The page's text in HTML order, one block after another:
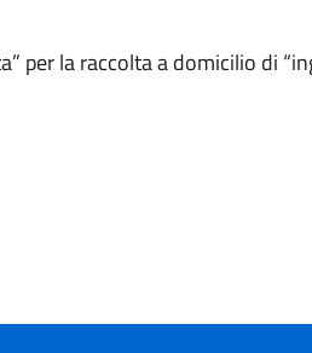
per la raccolta a domicilio di